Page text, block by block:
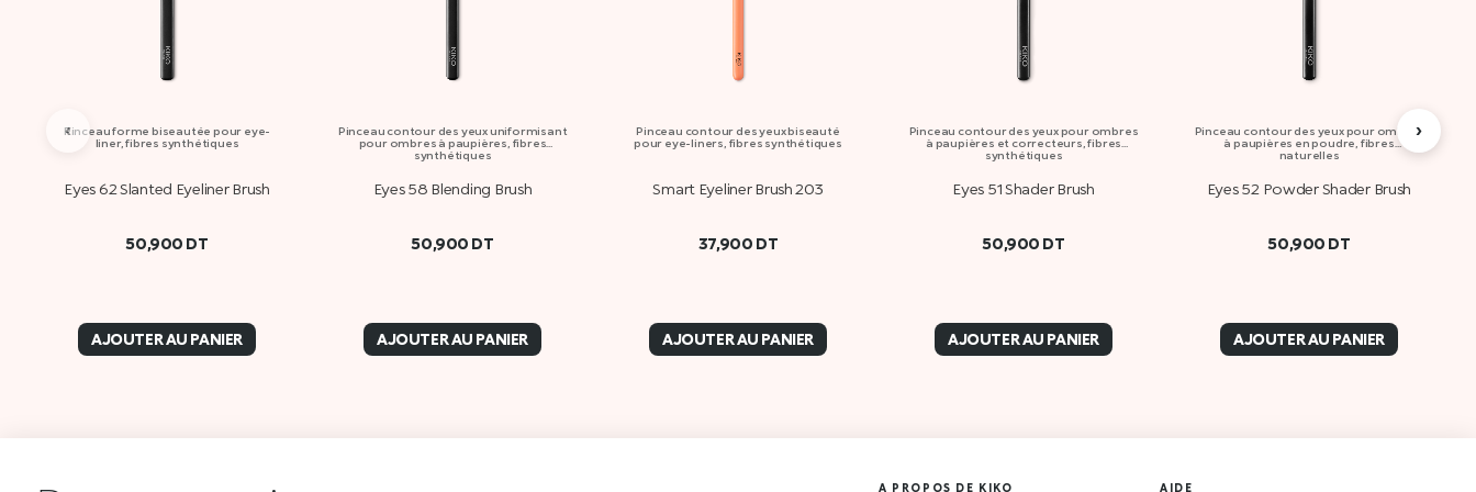
Pinceau forme biseautée pour eye-
liner, fibres synthétiques
Eyes 62 Slanted Eyeliner Brush
50,900 DT
AJOUTER AU PANIER
Pinceau contour des yeux uniformisant
pour ombres à paupières, fibres
synthétiques
Eyes 58 Blending Brush
50,900 DT
AJOUTER AU PANIER
Pinceau contour des yeux biseauté
pour eye-liners, fibres synthétiques
Smart Eyeliner Brush 203
37,900 DT
AJOUTER AU PANIER
Pinceau contour des yeux pour ombres
à paupières et correcteurs, fibres
synthétiques
Eyes 51 Shader Brush
50,900 DT
AJOUTER AU PANIER
Pinceau contour des yeux pour ombres
à paupières en poudre, fibres
naturelles
Eyes 52 Powder Shader Brush
50,900 DT
AJOUTER AU PANIER
‹ ›
A PROPOS DE KIKO AIDE